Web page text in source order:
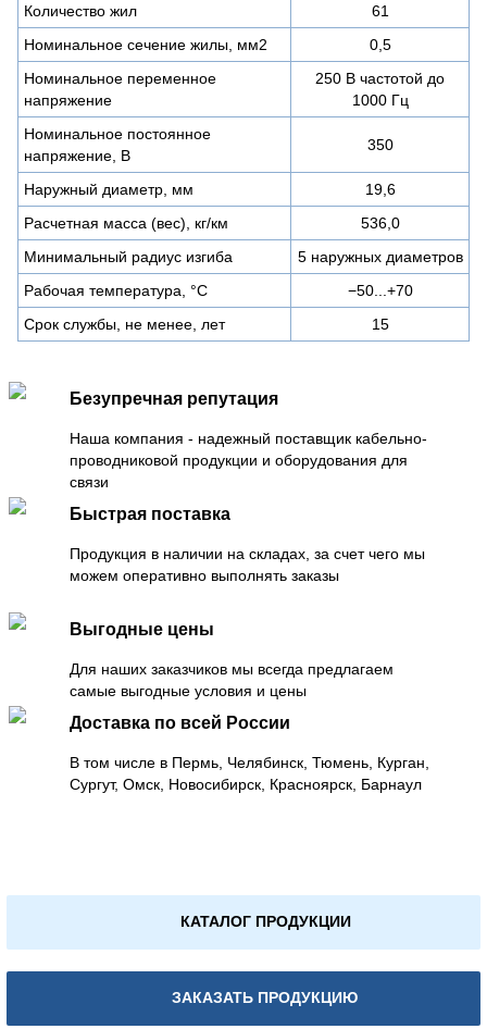
Количество жил
61
Номинальное сечение жилы, мм2
0,5
Номинальное переменное
напряжение
250 В частотой до
1000 Гц
Номинальное постоянное
напряжение, В
350
Наружный диаметр, мм
19,6
Расчетная масса (вес), кг/км
536,0
Минимальный радиус изгиба
5 наружных диаметров
Рабочая температура, °C
−50...+70
Срок службы, не менее, лет
15
Безупречная репутация
Наша компания - надежный поставщик кабельно-
проводниковой продукции и оборудования для
связи
Быстрая поставка
Продукция в наличии на складах, за счет чего мы
можем оперативно выполнять заказы
Выгодные цены
Для наших заказчиков мы всегда предлагаем
самые выгодные условия и цены
Доставка по всей России
В том числе в Пермь, Челябинск, Тюмень, Курган,
Сургут, Омск, Новосибирск, Красноярск, Барнаул
КАТАЛОГ ПРОДУКЦИИ
ЗАКАЗАТЬ ПРОДУКЦИЮ